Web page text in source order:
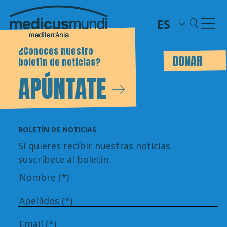
DONAR
ES
¿Conoces nuestro
boletín de noticias?
APÚNTATE
BOLETÍN DE NOTICIAS
Si quieres recibir nuestras noticias
suscríbete al boletín.